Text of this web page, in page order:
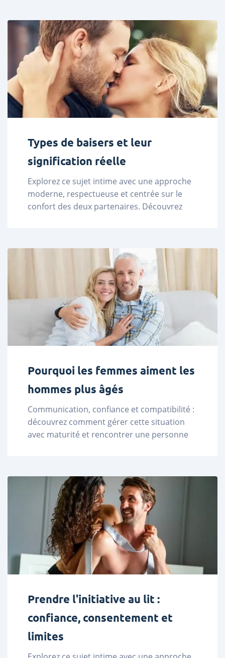
Types de baisers et leur
signification réelle
Explorez ce sujet intime avec une approche
moderne, respectueuse et centrée sur le
confort des deux partenaires. Découvrez
Pourquoi les femmes aiment les
hommes plus âgés
Communication, confiance et compatibilité :
découvrez comment gérer cette situation
avec maturité et rencontrer une personne
Prendre l'initiative au lit :
confiance, consentement et
limites